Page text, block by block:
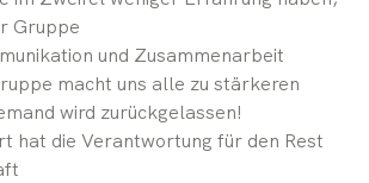
Gruppe
und Zusammenarbeit
macht uns alle zu stärkeren
wird zurückgelassen!
hat die Verantwortung für den Rest